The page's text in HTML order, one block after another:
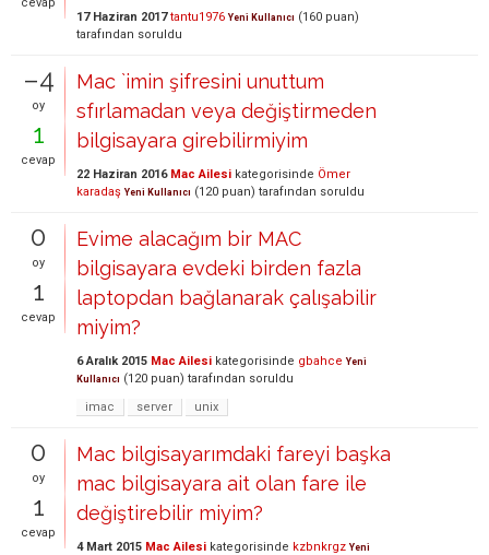
17 Haziran 2017 tantu1976 Yeni Kullanıcı (160 puan)
tarafından soruldu
–4
oy
1
cevap
Mac `imin şifresini unuttum
sfırlamadan veya değiştirmeden
bilgisayara girebilirmiyim
22 Haziran 2016 Mac Ailesi kategorisinde Ömer
karadaş Yeni Kullanıcı (120 puan) tarafından soruldu
0
oy
1
cevap
Evime alacağım bir MAC
bilgisayara evdeki birden fazla
laptopdan bağlanarak çalışabilir
miyim?
6 Aralık 2015 Mac Ailesi kategorisinde gbahce Yeni
Kullanıcı (120 puan) tarafından soruldu
imac
server unix
0
oy
1
cevap
Mac bilgisayarımdaki fareyi başka
mac bilgisayara ait olan fare ile
değiştirebilir miyim?
4 Mart 2015 Mac Ailesi kategorisinde kzbnkrgz Yeni